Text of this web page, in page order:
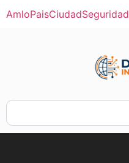
AmloPaisCiudadSeguridad